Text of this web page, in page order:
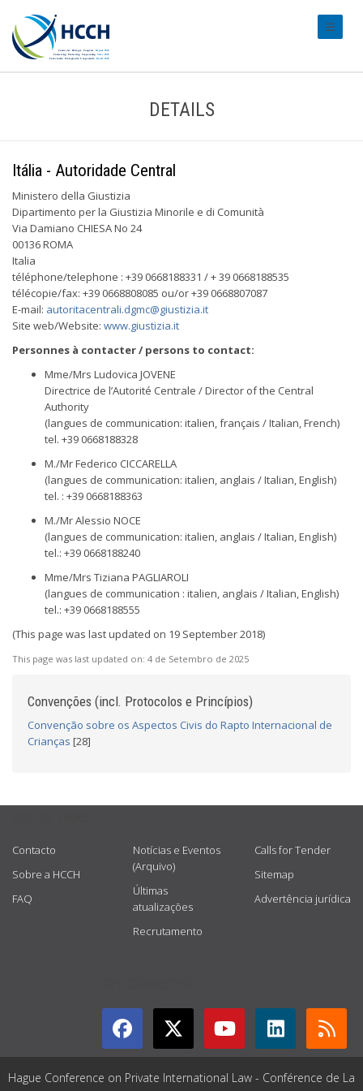
DETAILS
Itália - Autoridade Central
Ministero della Giustizia
Dipartimento per la Giustizia Minorile e di Comunità
Via Damiano CHIESA No 24
00136 ROMA
Italia
téléphone/telephone : +39 0668188331 / + 39 0668188535
télécopie/fax: +39 0668808085 ou/or +39 0668807087
E-mail: autoritacentrali.dgmc@giustizia.it
Site web/Website: www.giustizia.it
Personnes à contacter / persons to contact:
Mme/Mrs Ludovica JOVENE
Directrice de l’Autorité Centrale / Director of the Central
Authority
(langues de communication: italien, français / Italian, French)
tel. +39 0668188328
M./Mr Federico CICCARELLA
(langues de communication: italien, anglais / Italian, English)
tel. : +39 0668188363
M./Mr Alessio NOCE
(langues de communication: italien, anglais / Italian, English)
tel.: +39 0668188240
Mme/Mrs Tiziana PAGLIAROLI
(langues de communication : italien, anglais / Italian, English)
tel.: +39 0668188555
(This page was last updated on 19 September 2018)
This page was last updated on: 4 de Setembro de 2025
Convenções (incl. Protocolos e Princípios)
Convenção sobre os Aspectos Civis do Rapto Internacional de
Crianças [28]
Contacto
Sobre a HCCH
FAQ
Notícias e Eventos
(Arquivo)
Últimas
atualizações
Recrutamento
Calls for Tender
Sitemap
Advertência jurídica
Hague Conference on Private International Law - Conférence de La